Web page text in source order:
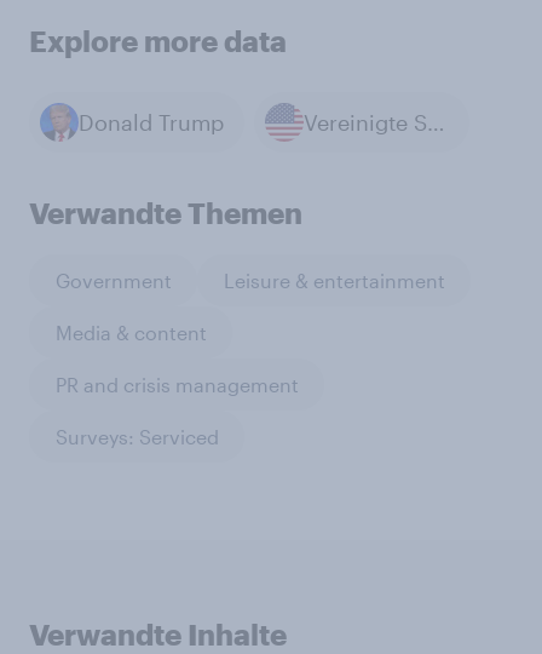
Explore more data
Donald Trump Vereinigte Staaten
Verwandte Themen
Government Leisure & entertainment
Media & content
PR and crisis management
Surveys: Serviced
Verwandte Inhalte